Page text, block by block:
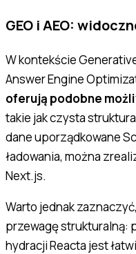
GEO i AEO:
W kontekście
Answer Engine
oferują podobne
takie jak czysta
dane uporządkowane
ładowania, można
Next.js.
Warto jednak
przewagę strukturalną:
hydracji Reacta jest